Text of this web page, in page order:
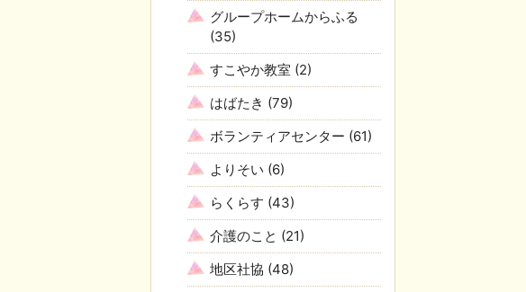
グループホームからふる
(35)
すこやか教室 (2)
はばたき (79)
ボランティアセンター (61)
よりそい (6)
らくらす (43)
介護のこと (21)
地区社協 (48)